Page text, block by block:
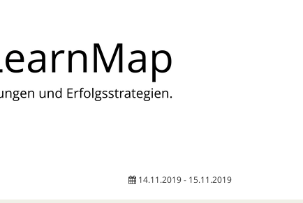
14.11.2019 - 15.11.2019